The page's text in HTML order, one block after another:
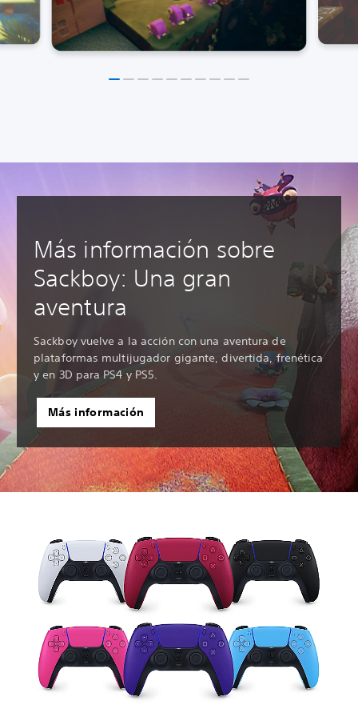
Más información sobre
Sackboy: Una gran
aventura
Sackboy vuelve a la acción con una aventura de
plataformas multijugador gigante, divertida, frenética
y en 3D para PS4 y PS5.
Más información